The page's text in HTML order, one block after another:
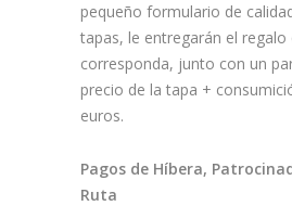
pequeño formulario de
tapas, le entregarán el regalo
corresponda, junto con un
precio de la tapa +
euros.
Pagos de Híbera,
Ruta